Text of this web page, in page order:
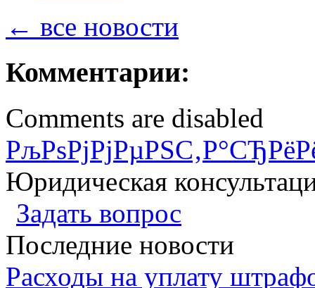
← все новости
Комментарии:
Comments are disabled
Юридическая
Задать вопрос
Последние новости
Расходы на уплату